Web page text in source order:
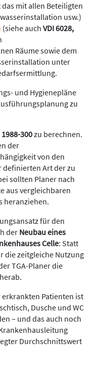
mit allen Beteiligten
usw.)
(siehe auch VDI 6028,
Räume sowie dem
unter
und Hygienepläne
zu
1988-300zu berechnen.
der
von den
definierten Art der zu
sollten Planer nach
aus vergleichbaren
heranziehen.
für den
derNeubau eines
Celle: Statt
die zeitgleiche Nutzung
TGA-Planer die
Patienten ist
Dusche und WC
– und das auch noch
Durchschnittswert